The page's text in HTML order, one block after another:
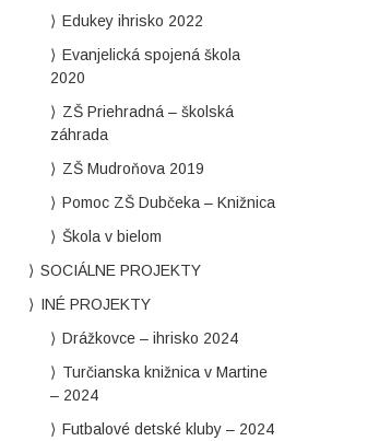
Edukey ihrisko 2022
Evanjelická spojená škola
2020
ZŠ Priehradná – školská
záhrada
ZŠ Mudroňova 2019
Pomoc ZŠ Dubčeka – Knižnica
Škola v bielom
SOCIÁLNE PROJEKTY
INÉ PROJEKTY
Drážkovce – ihrisko 2024
Turčianska knižnica v Martine
– 2024
Futbalové detské kluby – 2024